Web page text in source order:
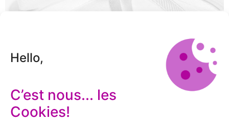
Hello,
C’est nous... les
Cookies!